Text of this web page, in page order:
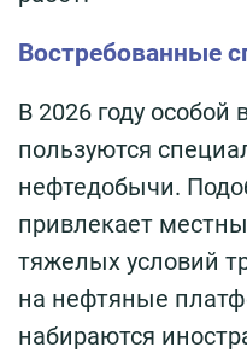
Востребованные
В 2026 году особой
пользуются
нефтедобычи.
привлекает
тяжелых условий
на нефтяные
набираются